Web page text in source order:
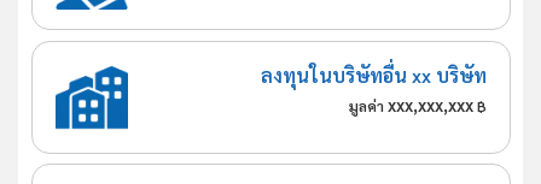
ลงทุนในบริษัทอื่น xx บริษัท
มูลค่า xxx,xxx,xxx ฿